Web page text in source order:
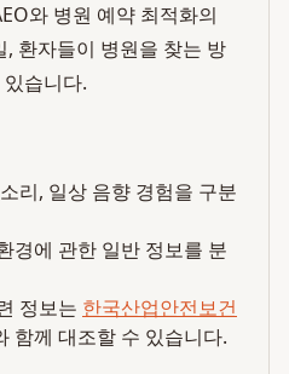
와 병원 예약 최적화의
환자들이 병원을 찾는 방
습니다.
리, 일상 음향 경험을 구분
경에 관한 일반 정보를 분
정보는 한국산업안전보건
함께 대조할 수 있습니다.